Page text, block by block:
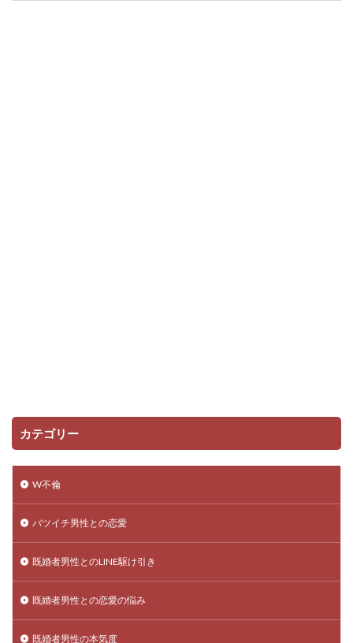
カテゴリー
W不倫
バツイチ男性との恋愛
既婚者男性とのLINE駆け引き
既婚者男性との恋愛の悩み
既婚者男性の本気度